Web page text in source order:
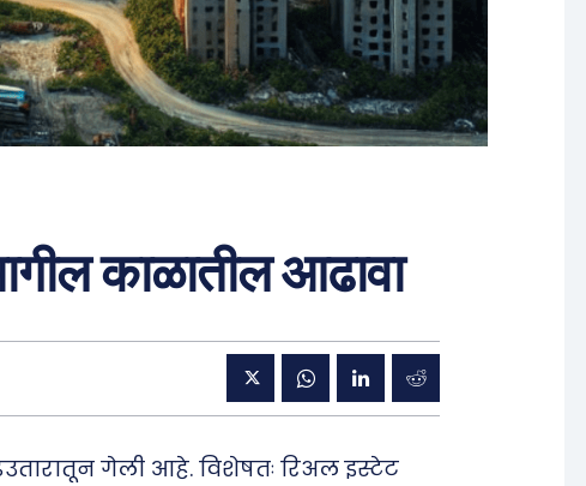
काळातील आढावा
गेली आहे. विशेषतः रिअल इस्टेट